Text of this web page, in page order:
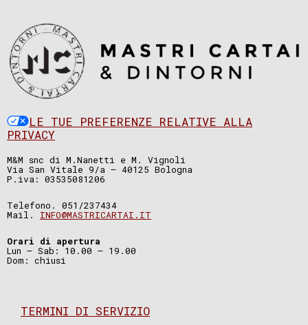
LE TUE PREFERENZE RELATIVE ALLA
PRIVACY
M&M snc di M.Nanetti e M. Vignoli
Via San Vitale 9/a – 40125 Bologna
P.iva: 03535081206
Telefono. 051/237434
Mail. INFO@MASTRICARTAI.IT
Orari di apertura
Lun – Sab: 10.00 – 19.00
Dom: chiusi
TERMINI DI SERVIZIO